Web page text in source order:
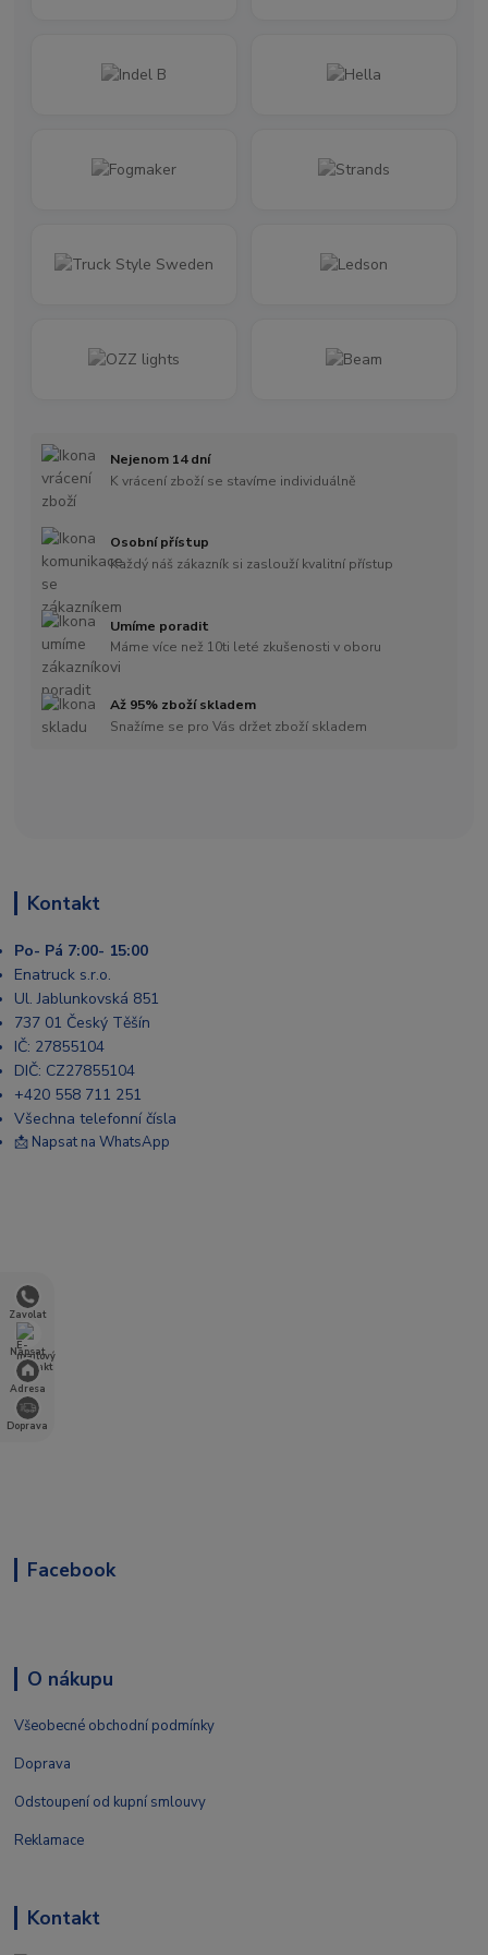
Zavolat
Napsat
Adresa
Doprava
Nejenom 14 dní
K vrácení zboží se stavíme individuálně
Osobní přístup
Každý náš zákazník si zaslouží kvalitní přístup
Umíme poradit
Máme více než 10ti leté zkušenosti v oboru
Až 95% zboží skladem
Snažíme se pro Vás držet zboží skladem
Kontakt
Po- Pá 7:00- 15:00
Enatruck s.r.o.
Ul. Jablunkovská 851
737 01 Český Těšín
IČ: 27855104
DIČ: CZ27855104
+420 558 711 251
Všechna telefonní čísla
📩 Napsat na WhatsApp
Facebook
O nákupu
Všeobecné obchodní podmínky
Doprava
Odstoupení od kupní smlouvy
Reklamace
Kontakt